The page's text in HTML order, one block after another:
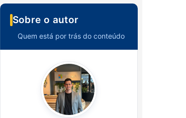
Sobre o autor
Quem está por trás do conteúdo